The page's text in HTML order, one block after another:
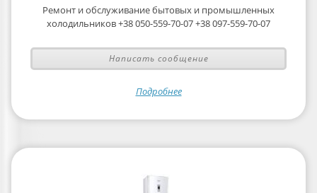
Ремонт и обслуживание бытовых и промышленных
холодильников +38 050-559-70-07 +38 097-559-70-07
Написать сообщение
Подробнее